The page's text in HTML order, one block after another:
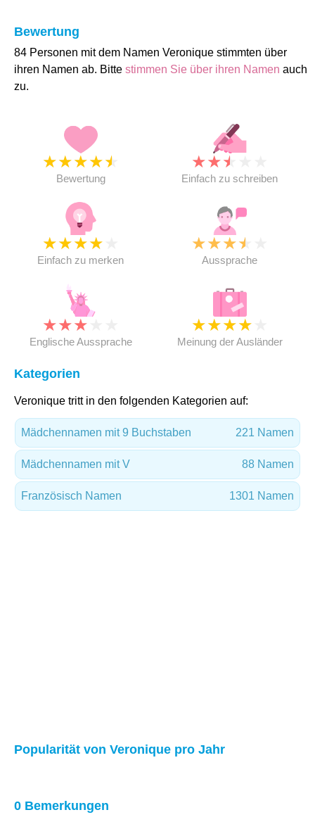
Bewertung
84 Personen mit dem Namen Veronique stimmten über
ihren Namen ab. Bitte stimmen Sie über ihren Namen auch
zu.
★★★★★
Bewertung
★★★
Einfach zu schreiben
★★★★
Einfach zu merken
★★★★
Aussprache
★★★
Englische Aussprache
★★★★
Meinung der Ausländer
Kategorien
Veronique tritt in den folgenden Kategorien auf:
Mädchennamen mit 9 Buchstaben 221 Namen
Mädchennamen mit V 88 Namen
Französisch Namen 1301 Namen
Popularität von Veronique pro Jahr
0 Bemerkungen